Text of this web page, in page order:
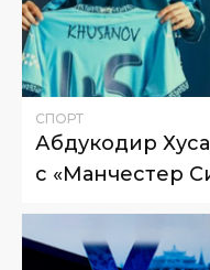
СПОРТ
Абдукодир
с «Манчестер